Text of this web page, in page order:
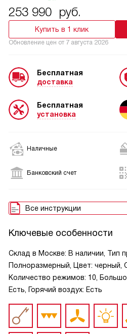
253 990 руб.
Купить в 1 клик
Обновление цен от 7 августа 2026
Бесплатная
доставка
Бесплатная
установка
Наличные
Банковский счет
Все инструкции
Ключевые особенности
Склад в Москве: В наличии, Тип
Полноразмерный, Цвет: черный,
Количество режимов: 10,
Есть, Горячий воздух: Есть